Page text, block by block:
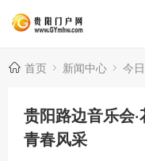
首页 新闻中心 今
贵阳路边音乐会
青春风采